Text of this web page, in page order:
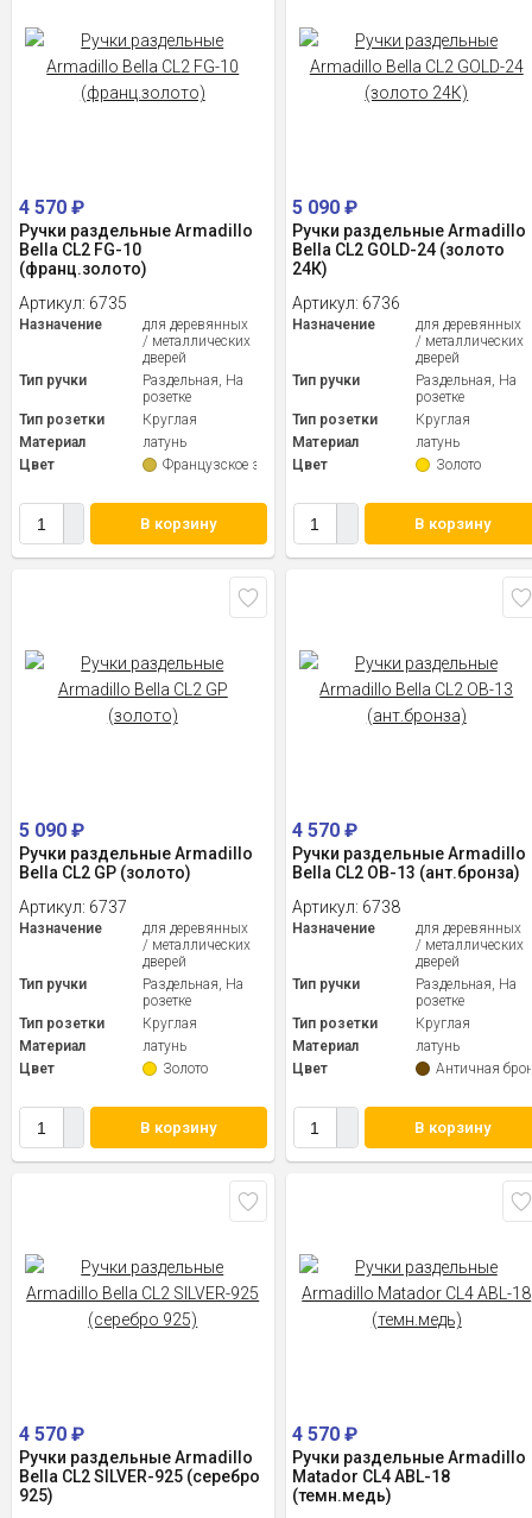
4 570 ₽
Ручки раздельные Armadillo
Bella CL2 FG-10
(франц.золото)
Артикул: 6735
Назначение
для деревянных
/ металлических
дверей
Тип ручки
Раздельная, На
розетке
Тип розетки
Круглая
Материал
латунь
Цвет
Французское золото
В корзину
5 090₽
Ручки раздельные Armadillo
Bella CL2 GOLD-24 (золото
24К)
Артикул: 6736
Назначение
для деревянных
/ металлических
дверей
Тип ручки
Раздельная, На
розетке
Тип розетки
Круглая
Материал
латунь
Цвет
Золото
В корзину
5 090 ₽
Ручки раздельные Armadillo
Bella CL2 GP (золото)
Артикул: 6737
Назначение
для деревянных
/ металлических
дверей
Тип ручки
Раздельная, На
розетке
Тип розетки
Круглая
Материал
латунь
Цвет
Золото
В корзину
4 570₽
Ручки раздельные Armadillo
Bella CL2 OB-13 (ант.бронза)
Артикул: 6738
Назначение
для деревянных
/ металлических
дверей
Тип ручки
Раздельная, На
розетке
Тип розетки
Круглая
Материал
латунь
Цвет
Античная
В корзину
4 570 ₽
Ручки раздельные Armadillo
Bella CL2 SILVER-925 (серебро
925)
4 570₽
Ручки раздельные Armadillo
Matador CL4 ABL-18
(темн.медь)